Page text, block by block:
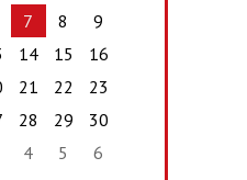
7 8
9
14 15
16
21 22
23
28 29
30
4 5 6